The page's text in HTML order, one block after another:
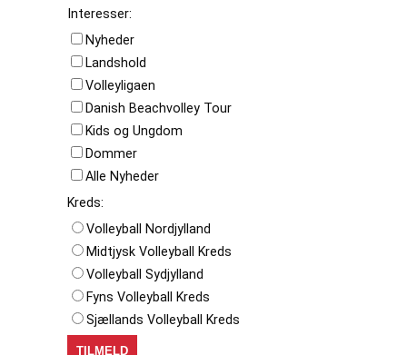
Interesser:
Nyheder
Landshold
Volleyligaen
Danish Beachvolley Tour
Kids og Ungdom
Dommer
Alle Nyheder
Kreds:
Volleyball Nordjylland
Midtjysk Volleyball Kreds
Volleyball Sydjylland
Fyns Volleyball Kreds
Sjællands Volleyball Kreds